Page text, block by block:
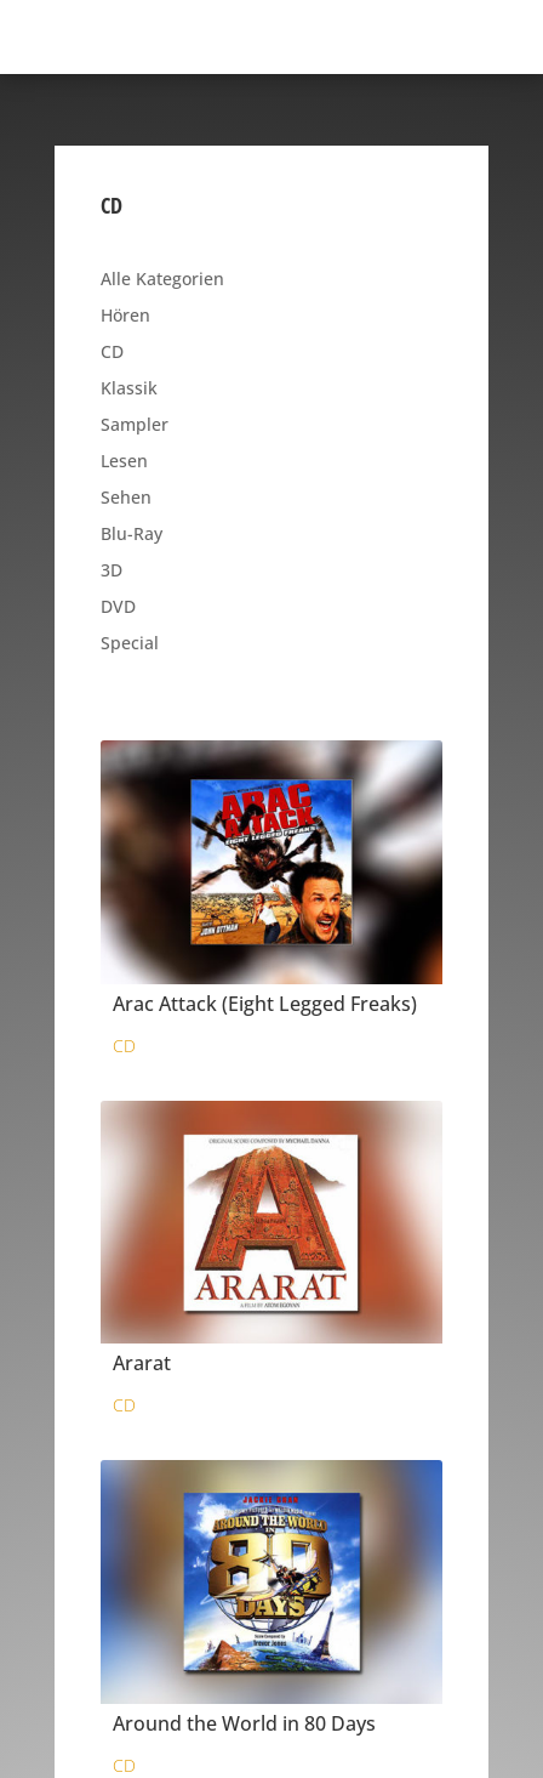
CD
Alle Kategorien
Hören
CD
Klassik
Sampler
Lesen
Sehen
Blu-Ray
3D
DVD
Special
Arac Attack (Eight Legged Freaks)
CD
Ararat
CD
Around the World in 80 Days
CD